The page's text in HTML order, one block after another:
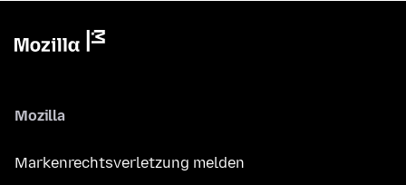
Mozilla
Markenrechtsverletzung melden